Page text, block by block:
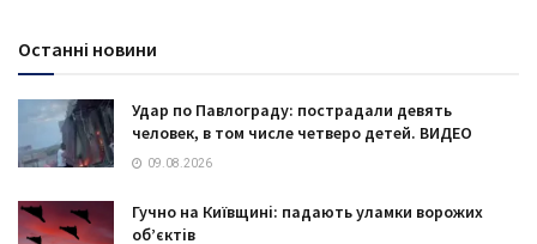
Останні новини
Удар по Павлограду: пострадали девять
человек, в том числе четверо детей. ВИДЕО
09.08.2026
Гучно на Київщині: падають уламки ворожих
об’єктів